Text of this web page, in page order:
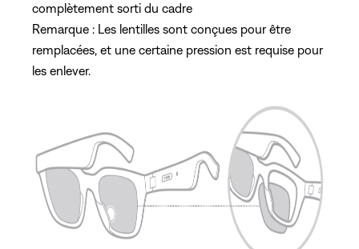
complètement sorti du cadre
Remarque : Les lentilles sont conçues pour être
remplacées, et une certaine pression est requise pour
les enlever.